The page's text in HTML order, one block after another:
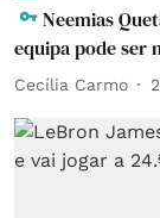
Neemias
equipa pode ser
Cecília Carmo